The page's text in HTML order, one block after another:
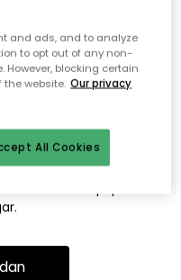
sidan du
finns eller att den har
I menyn ovan kan du
en av våra populära
and ads, and to analyze
to opt out of any non-
blocking certain
the website. Our privacy
All Cookies